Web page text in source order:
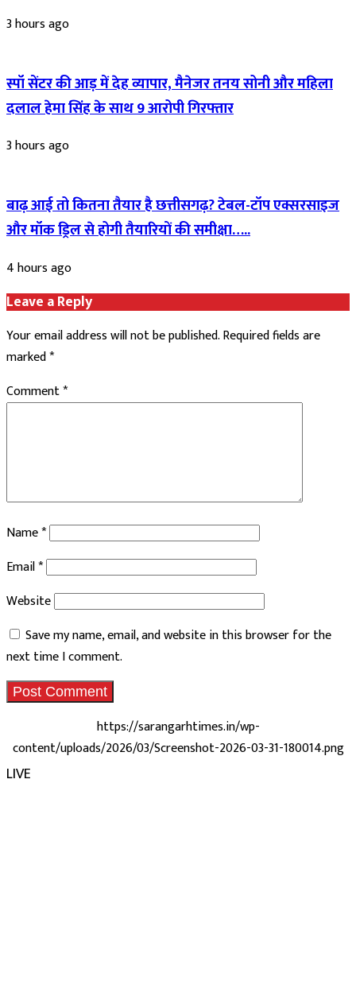
3 hours ago
स्पॉ सेंटर की आड़ में देह व्यापार, मैनेजर तनय सोनी और महिला
दलाल हेमा सिंह के साथ 9 आरोपी गिरफ्तार
3 hours ago
बाढ़ आई तो कितना तैयार है छत्तीसगढ़? टेबल-टॉप एक्सरसाइज
और मॉक ड्रिल से होगी तैयारियों की समीक्षा…..
4 hours ago
Leave a Reply
Your email address will not be published.Required fields are
marked*
Comment*
Name*
Email*
Website
Save my name, email, and website in this browser for the
next time I comment.
https://sarangarhtimes.in/wp-
content/uploads/2026/03/Screenshot-2026-03-31-180014.png
LIVE